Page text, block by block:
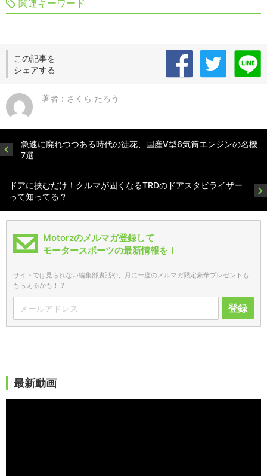
関連キーワード
この記事を
シェアする
著者：さくら たろう
急速に廃れつつある時代の徒花、国産V型6気筒エンジンの名機
7選
ドアに挟むだけ！クルマが固くなるTRDのドアスタビライザー
って知ってる？
Motorzのメルマガ登録して
モータースポーツの最新情報を！
サイトでは見られない編集部裏話や、月に一度のメルマガ限定豪華プレゼントも
もらえるかも！？
登録
最新動画